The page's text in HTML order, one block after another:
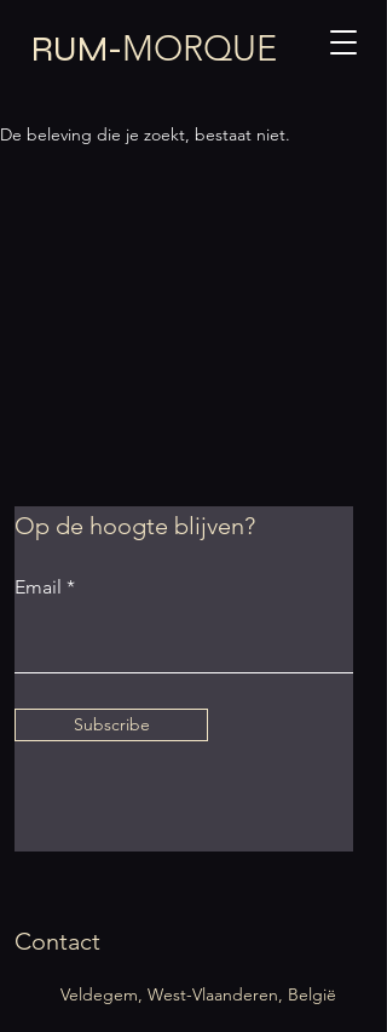
RUM-MORQUE
De beleving die je zoekt, bestaat niet.
Op de hoogte blijven?
Email
Subscribe
Contact
Veldegem, West-Vlaanderen, België